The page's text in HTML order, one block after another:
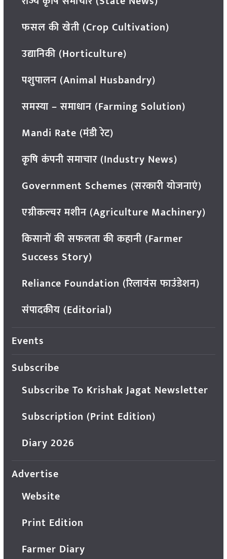
फसल की खेती (Crop Cultivation)
उद्यानिकी (Horticulture)
पशुपालन (Animal Husbandry)
समस्या – समाधान (Farming Solution)
Mandi Rate (मंडी रेट)
कृषि कंपनी समाचार (Industry News)
Government Schemes (सरकारी योजनाएं)
एग्रीकल्चर मशीन (Agriculture Machinery)
किसानों की सफलता की कहानी (Farmer
Success Story)
Reliance Foundation (रिलायंस फाउंडेशन)
संपादकीय (Editorial)
Events
Subscribe
Subscribe To Krishak Jagat Newsletter
Subscription (Print Edition)
Diary 2026
Advertise
Website
Print Edition
Farmer Diary